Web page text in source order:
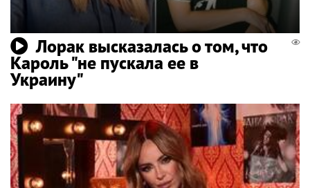
Лорак высказалась о том, что
Кароль "не пускала ее в
Украину"